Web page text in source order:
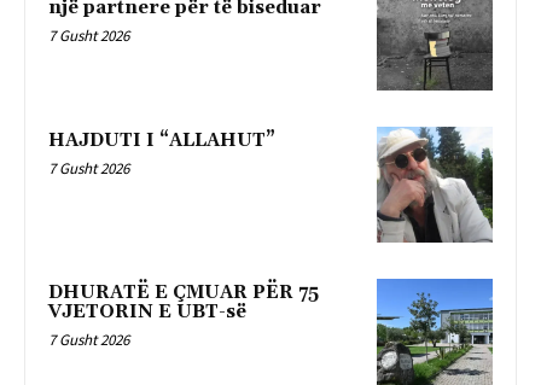
një partnere për të biseduar
7 Gusht 2026
HAJDUTI I “ALLAHUT”
7 Gusht 2026
DHURATË E ÇMUAR PËR 75
VJETORIN E UBT-së
7 Gusht 2026